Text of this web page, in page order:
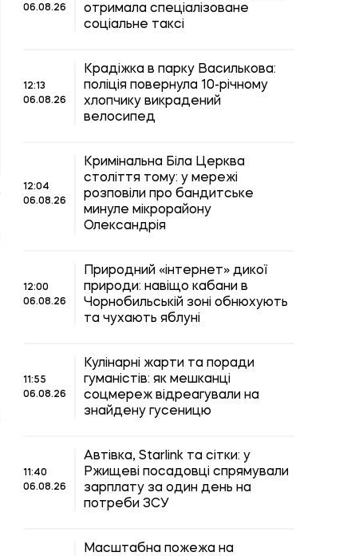
06.08.26
отримала спеціалізоване
соціальне таксі
12:13
06.08.26
Крадіжка в парку Василькова:
поліція повернула 10-річному
хлопчику викрадений
велосипед
12:04
06.08.26
Кримінальна Біла Церква
століття тому: у мережі
розповіли про бандитське
минуле мікрорайону
Олександрія
12:00
06.08.26
Природний «інтернет» дикої
природи: навіщо кабани в
Чорнобильській зоні обнюхують
та чухають яблуні
11:55
06.08.26
Кулінарні жарти та поради
гуманістів: як мешканці
соцмереж відреагували на
знайдену гусеницю
11:40
06.08.26
Автівка, Starlink та сітки: у
Ржищеві посадовці спрямували
зарплату за один день на
потреби ЗСУ
Масштабна пожежа на